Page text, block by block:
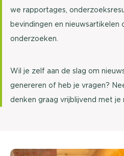
we rapportages,
bevindingen en nieuwsartikelen
onderzoeken.
Wil je zelf aan de slag om
genereren of heb je vragen?
denken graag vrijblijvend met je